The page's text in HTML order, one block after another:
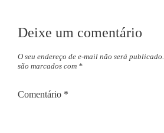
Deixe um comentário
O seu endereço de e-mail não será publicado.
são marcados com *
Comentário *